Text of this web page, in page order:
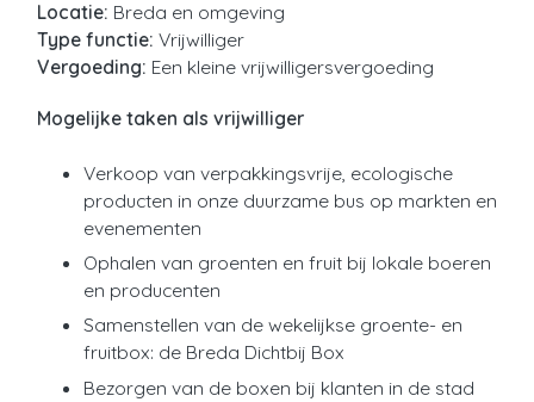
Locatie: Breda en omgeving
Type functie: Vrijwilliger
Vergoeding: Een kleine vrijwilligersvergoeding
Mogelijke taken als vrijwilliger
Verkoop van verpakkingsvrije, ecologische
producten in onze duurzame bus op markten en
evenementen
Ophalen van groenten en fruit bij lokale boeren
en producenten
Samenstellen van de wekelijkse groente- en
fruitbox: de Breda Dichtbij Box
Bezorgen van de boxen bij klanten in de stad